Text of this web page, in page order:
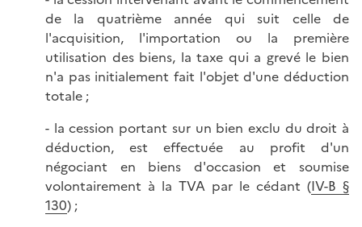
de la quatrième année qui suit celle de
l'acquisition, l'importation ou la première
utilisation des biens, la taxe qui a grevé le bien
n'a pas initialement fait l'objet d'une déduction
totale ;
- la cession portant sur un bien exclu du droit à
déduction, est effectuée au profit d'un
négociant en biens d'occasion et soumise
volontairement à la TVA par le cédant (IV-B §
130) ;